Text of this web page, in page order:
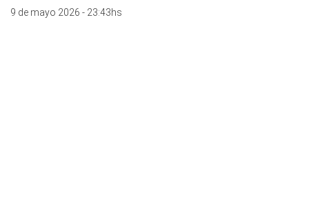
9 de mayo 2026 - 23:43hs